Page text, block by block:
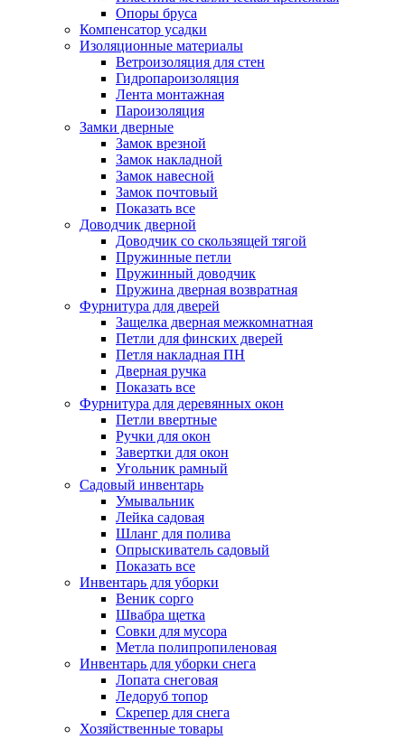
Опоры бруса
Компенсатор усадки
Изоляционные материалы
Ветроизоляция для стен
Гидропароизоляция
Лента монтажная
Пароизоляция
Замки дверные
Замок врезной
Замок накладной
Замок навесной
Замок почтовый
Показать все
Доводчик дверной
Доводчик со скользящей тягой
Пружинные петли
Пружинный доводчик
Пружина дверная возвратная
Фурнитура для дверей
Защелка дверная межкомнатная
Петли для финских дверей
Петля накладная ПН
Дверная ручка
Показать все
Фурнитура для деревянных окон
Петли ввертные
Ручки для окон
Завертки для окон
Угольник рамный
Садовый инвентарь
Умывальник
Лейка садовая
Шланг для полива
Опрыскиватель садовый
Показать все
Инвентарь для уборки
Веник сорго
Швабра щетка
Совки для мусора
Метла полипропиленовая
Инвентарь для уборки снега
Лопата снеговая
Ледоруб топор
Скрепер для снега
Хозяйственные товары